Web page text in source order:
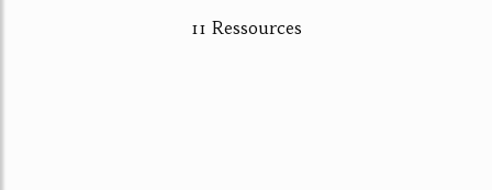
11 Ressources